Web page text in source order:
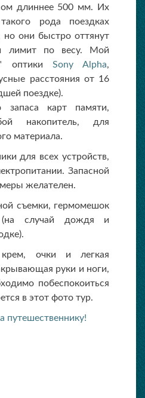
длиннее 500 мм. Их
рода поездках
но они быстро оттянут
лимит по весу. Мой
оптики Sony Alpha,
расстояния от 16
поездке).
запаса карт памяти,
накопитель, для
материала.
для всех устройств,
Запасной
желателен.
съемки, гермомешок
(на случай дождя и
очки и легкая
руки и ноги,
побеспокоиться
в этот фото тур.
путешественнику!